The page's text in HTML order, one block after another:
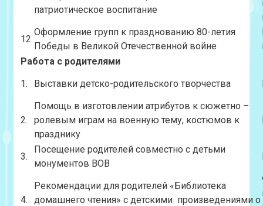
патриотическое воспитание
12.
Оформление групп к празднованию 80-летия
Победы в Великой Отечественной войне
Работа с родителями
1.
Выставки детско-родительского творчества
2.
Помощь в изготовлении атрибутов к сюжетно –
ролевым играм на военную тему, костюмов к
празднику
3.
Посещение родителей совместно с детьми
монументов ВОВ
4.
Рекомендации для родителей «Библиотека
домашнего чтения» с детскими произведениями о